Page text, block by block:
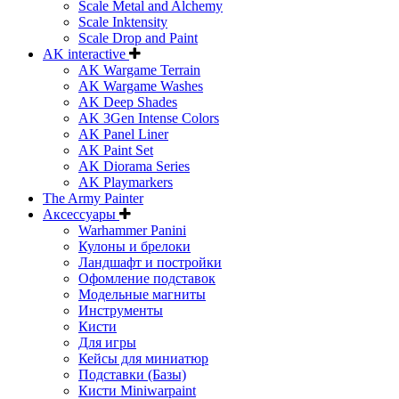
Scale Metal and Alchemy
Scale Inktensity
Scale Drop and Paint
AK interactive
AK Wargame Terrain
AK Wargame Washes
AK Deep Shades
AK 3Gen Intense Colors
AK Panel Liner
AK Paint Set
AK Diorama Series
AK Playmarkers
The Army Painter
Аксессуары
Warhammer Panini
Кулоны и брелоки
Ландшафт и постройки
Офомление подставок
Модельные магниты
Инструменты
Кисти
Для игры
Кейсы для миниатюр
Подставки (Базы)
Кисти Miniwarpaint